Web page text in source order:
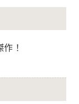
！